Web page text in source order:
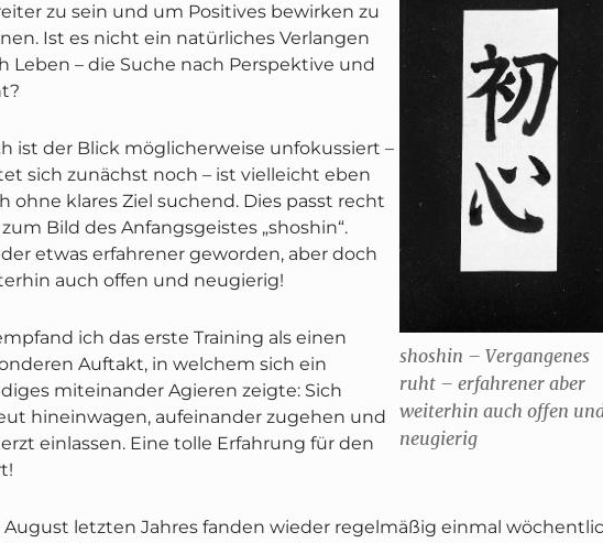
zu sein und um Positives bewirken zu
Ist es nicht ein natürliches Verlangen
Leben – die Suche nach Perspektive und
ist der Blick möglicherweise unfokussiert –
sich zunächst noch – ist vielleicht eben
ohne klares Ziel suchend. Dies passt recht
Bild des Anfangsgeistes „shoshin“.
etwas erfahrener geworden, aber doch
auch offen und neugierig!
ich das erste Training als einen
Auftakt, in welchem sich ein
miteinander Agieren zeigte: Sich
hineinwagen, aufeinander zugehen und
einlassen. Eine tolle Erfahrung für den
shoshin – Vergangenes
ruht – erfahrener aber
weiterhin auch offen
neugierig
August letzten Jahres fanden wieder regelmäßig einmal